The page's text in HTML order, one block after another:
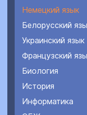
Немецкий язык
Белорусский
Украинский язык
Французский
Биология
История
Информатика